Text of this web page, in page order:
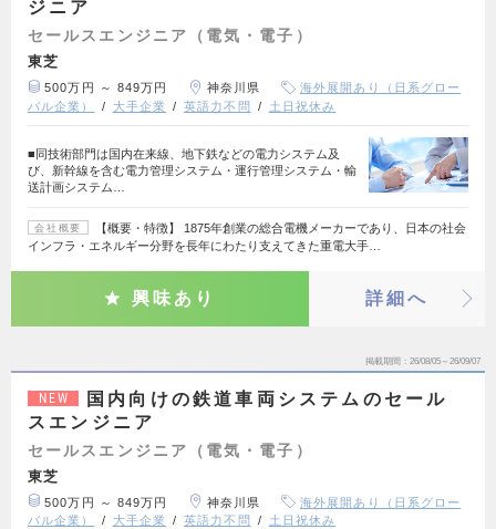
ジニア
セールスエンジニア（電気・電子）
東芝
500万円 ～ 849万円 神奈川県
海外展開あり（日系グロー
バル企業）
大手企業 英語力不問 土日祝休み
■同技術部門は国内在来線、地下鉄などの電力システム及
び、新幹線を含む電力管理システム・運行管理システム・輸
送計画システム…
会社概要
【概要・特徴】 1875年創業の総合電機メーカーであり、日本の社会
インフラ・エネルギー分野を長年にわたり支えてきた重電大手…
興味あり 詳細へ
掲載期間 26/08/05～26/09/07
NEW
国内向けの鉄道車両システムのセール
スエンジニア
セールスエンジニア（電気・電子）
東芝
500万円 ～ 849万円 神奈川県
海外展開あり（日系グロー
バル企業）
大手企業 英語力不問 土日祝休み